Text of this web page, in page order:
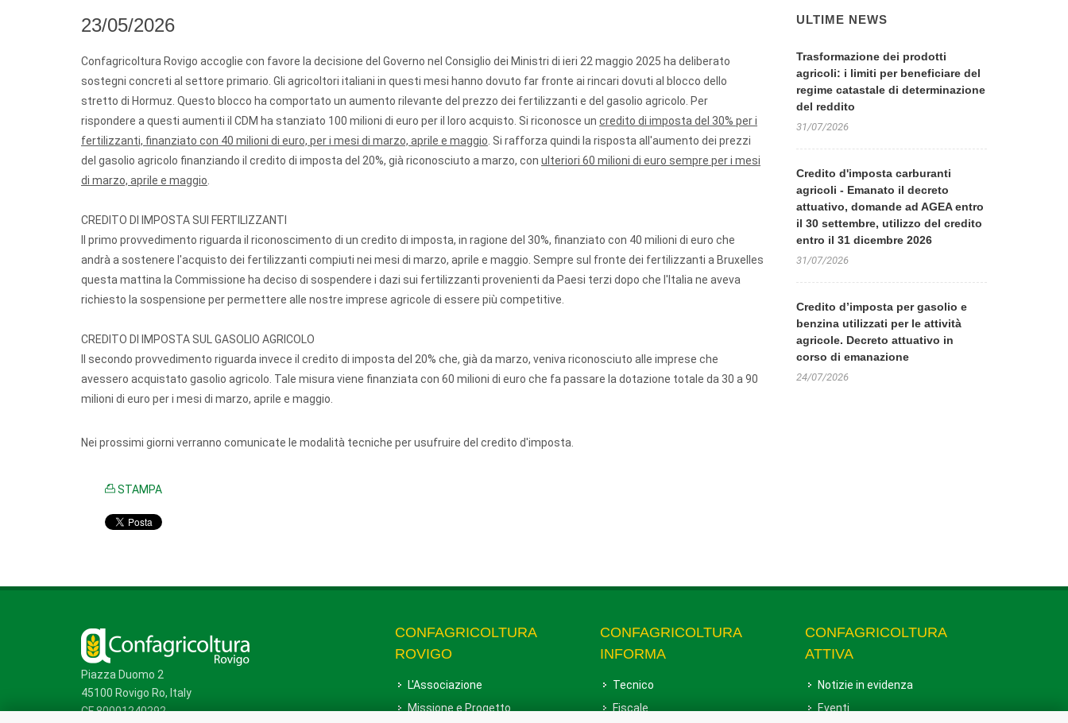
23/05/2026
Confagricoltura Rovigo accoglie con favore la decisione del Governo nel Consiglio dei Ministri di ieri 22 maggio 2025 ha deliberato
sostegni concreti al settore primario. Gli agricoltori italiani in questi mesi hanno dovuto far fronte ai rincari dovuti al blocco dello
stretto di Hormuz. Questo blocco ha comportato un aumento rilevante del prezzo dei fertilizzanti e del gasolio agricolo. Per
rispondere a questi aumenti il CDM ha stanziato 100 milioni di euro per il loro acquisto. Si riconosce un credito di imposta del 30% per i
fertilizzanti, finanziato con 40 milioni di euro, per i mesi di marzo, aprile e maggio . Si rafforza quindi la risposta all'aumento dei prezzi
del gasolio agricolo finanziando il credito di imposta del 20%, già riconosciuto a marzo, con ulteriori 60 milioni di euro sempre per i mesi
di marzo, aprile e maggio
CREDITO DI IMPOSTA SUI FERTILIZZANTI
Il primo provvedimento riguarda il riconoscimento di un credito di imposta, in ragione del 30%, finanziato con 40 milioni di euro che
andrà a sostenere l'acquisto dei fertilizzanti compiuti nei mesi di marzo, aprile e maggio. Sempre sul fronte dei fertilizzanti a Bruxelles
questa mattina la Commissione ha deciso di sospendere i dazi sui fertilizzanti provenienti da Paesi terzi dopo che l'Italia ne aveva
richiesto la sospensione per permettere alle nostre imprese agricole di essere più competitive.
CREDITO DI IMPOSTA SUL GASOLIO AGRICOLO
Il secondo provvedimento riguarda invece il credito di imposta del 20% che, già da marzo, veniva riconosciuto alle imprese che
avessero acquistato gasolio agricolo. Tale misura viene finanziata con 60 milioni di euro che fa passare la dotazione totale da 30 a 90
milioni di euro per i mesi di marzo, aprile e maggio.
Nei prossimi giorni verranno comunicate le modalità tecniche per usufruire del credito d'imposta.
STAMPA
ULTIME NEWS
Trasformazione dei prodotti
agricoli: i limiti per beneficiare del
regime catastale di determinazione
del reddito
31/07/2026
Credito d'imposta carburanti
agricoli - Emanato il decreto
attuativo, domande ad AGEA entro
il 30 settembre, utilizzo del credito
entro il 31 dicembre 2026
31/07/2026
Credito d’imposta per gasolio e
benzina utilizzati per le attività
agricole. Decreto attuativo in
corso di emanazione
24/07/2026
Piazza Duomo 2
45100 Rovigo Ro, Italy
CF 80001240292
CONFAGRICOLTURA
ROVIGO
L'Associazione
Missione e Progetto
CONFAGRICOLTURA
INFORMA
Tecnico
Fiscale
CONFAGRICOLTURA
ATTIVA
Notizie in evidenza
Eventi